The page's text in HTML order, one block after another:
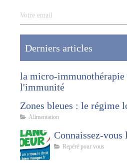
Votre email
Derniers articles
la micro-immunothérapie
l'immunité
Zones bleues : le régime
Alimentation
Connaissez-vous
Repéré pour vous